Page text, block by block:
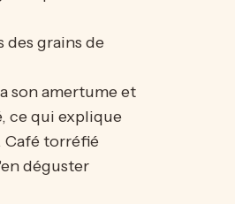
grains de
son amertume et
ce qui explique
Café torréfié
déguster